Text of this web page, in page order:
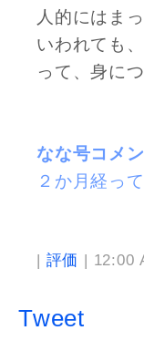
人的にはま
いわれても
って、身に
なな号コ
２か月経っ
| 評価 | 12:00
Tweet